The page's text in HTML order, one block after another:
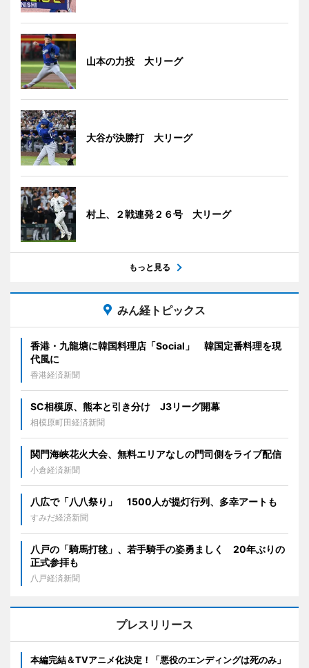
山本の力投 大リーグ
大谷が決勝打 大リーグ
村上、２戦連発２６号 大リーグ
もっと見る
みん経トピックス
香港・九龍塘に韓国料理店「Social」 韓国定番料理を現
代風に
香港経済新聞
SC相模原、熊本と引き分け J3リーグ開幕
相模原町田経済新聞
関門海峡花火大会、無料エリアなしの門司側をライブ配信
小倉経済新聞
八広で「八八祭り」 1500人が提灯行列、多幸アートも
すみだ経済新聞
八戸の「騎馬打毬」、若手騎手の姿勇ましく 20年ぶりの
正式参拝も
八戸経済新聞
プレスリリース
本編完結＆TVアニメ化決定！「悪役のエンディングは死のみ」